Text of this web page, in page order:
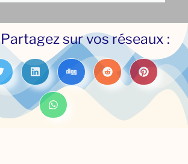
Partagez sur vos réseaux :